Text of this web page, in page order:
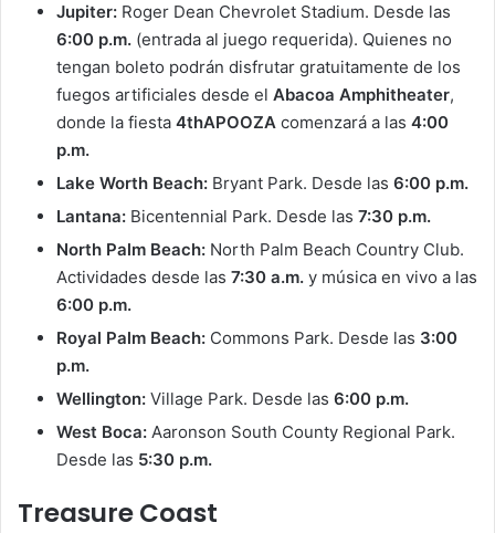
Jupiter: Roger Dean Chevrolet Stadium. Desde las
6:00 p.m. (entrada al juego requerida). Quienes no
tengan boleto podrán disfrutar gratuitamente de los
fuegos artificiales desde el Abacoa Amphitheater,
donde la fiesta 4thAPOOZA comenzará a las 4:00
p.m.
Lake Worth Beach: Bryant Park. Desde las 6:00 p.m.
Lantana: Bicentennial Park. Desde las 7:30 p.m.
North Palm Beach: North Palm Beach Country Club.
Actividades desde las 7:30 a.m. y música en vivo a las
6:00 p.m.
Royal Palm Beach: Commons Park. Desde las 3:00
p.m.
Wellington: Village Park. Desde las 6:00 p.m.
West Boca: Aaronson South County Regional Park.
Desde las 5:30 p.m.
Treasure Coast